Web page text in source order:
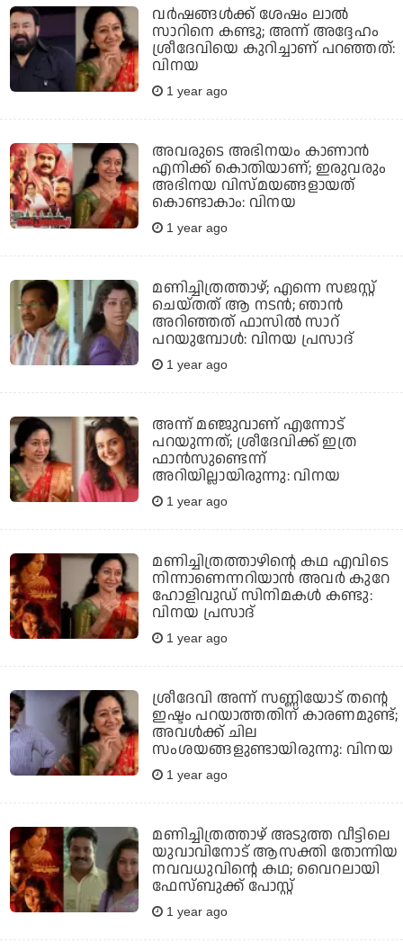
വര്‍ഷങ്ങള്‍ക്ക് ശേഷം ലാല്‍
സാറിനെ കണ്ടു; അന്ന് അദ്ദേഹം
ശ്രീദേവിയെ കുറിച്ചാണ് പറഞ്ഞത്:
വിനയ
1 year ago
അവരുടെ അഭിനയം കാണാന്‍
എനിക്ക് കൊതിയാണ്; ഇരുവരും
അഭിനയ വിസ്മയങ്ങളായത്
കൊണ്ടാകാം: വിനയ
1 year ago
മണിച്ചിത്രത്താഴ്; എന്നെ സജസ്റ്റ്
ചെയ്തത് ആ നടന്‍; ഞാന്‍
അറിഞ്ഞത് ഫാസില്‍ സാറ്
പറയുമ്പോള്‍: വിനയ പ്രസാദ്
1 year ago
അന്ന് മഞ്ജുവാണ് എന്നോട്
പറയുന്നത്; ശ്രീദേവിക്ക് ഇത്ര
ഫാന്‍സുണ്ടെന്ന്
അറിയില്ലായിരുന്നു: വിനയ
1 year ago
മണിച്ചിത്രത്താഴിന്റെ കഥ എവിടെ
നിന്നാണെന്നറിയാന്‍ അവര്‍ കുറേ
ഹോളിവുഡ് സിനിമകള്‍ കണ്ടു:
വിനയ പ്രസാദ്
1 year ago
ശ്രീദേവി അന്ന് സണ്ണിയോട് തന്റെ
ഇഷ്ടം പറയാത്തതിന് കാരണമുണ്ട്;
അവള്‍ക്ക് ചില
സംശയങ്ങളുണ്ടായിരുന്നു: വിനയ
1 year ago
മണിച്ചിത്രത്താഴ് അടുത്ത വീട്ടിലെ
യുവാവിനോട് ആസക്തി തോന്നിയ
നവവധുവിന്റെ കഥ; വൈറലായി
ഫേസ്ബുക്ക് പോസ്റ്റ്
1 year ago